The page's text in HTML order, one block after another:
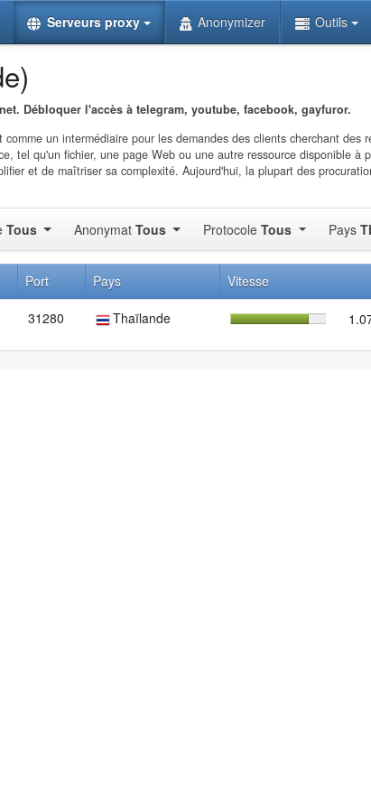
Serveurs proxy Anonymizer Outils
Débloquer l'accès à telegram, youtube, facebook, gayfuror.
un intermédiaire pour les demandes des clients cherchant des
tel qu'un fichier, une page Web ou une autre ressource disponible
et de maîtriser sa complexité. Aujourd'hui, la plupart des
Tous Anonymat Tous Protocole Tous Pays
Port Pays Vitesse
31280 Thaïlande